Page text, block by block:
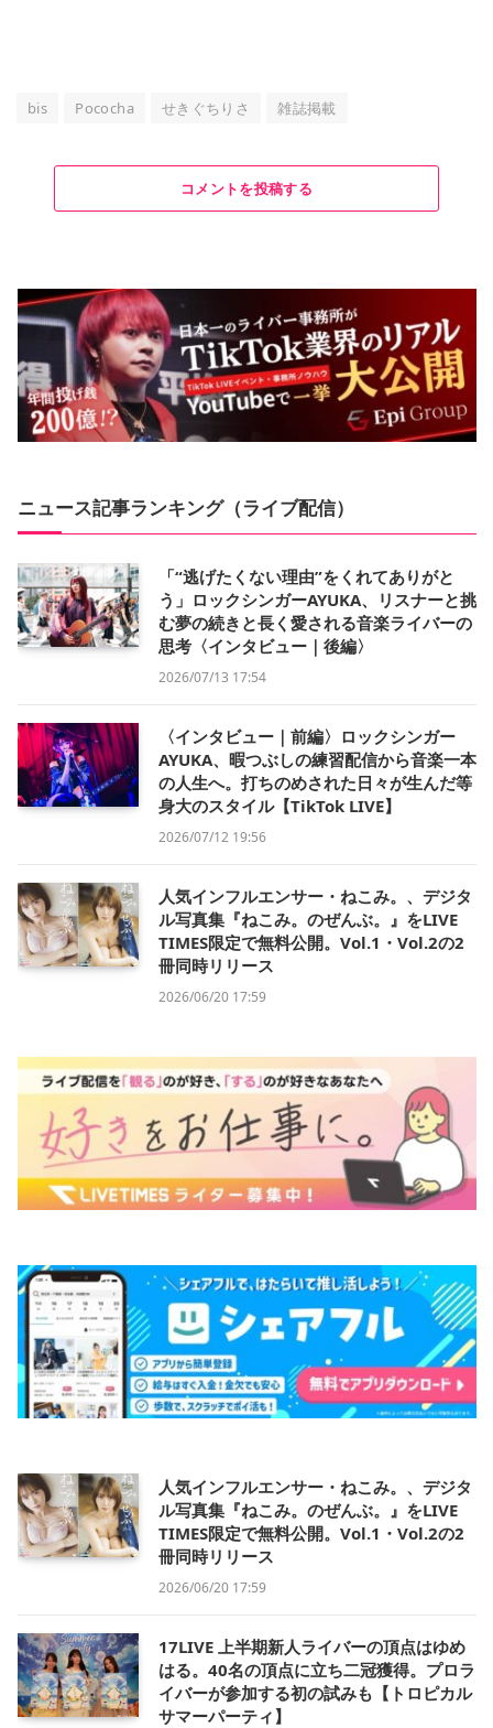
bis Pococha せきぐちりさ 雑誌掲載
コメントを投稿する
ニュース記事ランキング（ライブ配信）
「“逃げたくない理由”をくれてありがと
う」ロックシンガーAYUKA、リスナーと挑
む夢の続きと長く愛される音楽ライバーの
思考〈インタビュー｜後編〉
2026/07/13 17:54
〈インタビュー｜前編〉ロックシンガー
AYUKA、暇つぶしの練習配信から音楽一本
の人生へ。打ちのめされた日々が生んだ等
身大のスタイル【TikTok LIVE】
2026/07/12 19:56
人気インフルエンサー・ねこみ。、デジタ
ル写真集『ねこみ。のぜんぶ。』をLIVE
TIMES限定で無料公開。Vol.1・Vol.2の2
冊同時リリース
2026/06/20 17:59
人気インフルエンサー・ねこみ。、デジタ
ル写真集『ねこみ。のぜんぶ。』をLIVE
TIMES限定で無料公開。Vol.1・Vol.2の2
冊同時リリース
2026/06/20 17:59
17LIVE 上半期新人ライバーの頂点はゆめ
はる。40名の頂点に立ち二冠獲得。プロラ
イバーが参加する初の試みも【トロピカル
サマーパーティ】